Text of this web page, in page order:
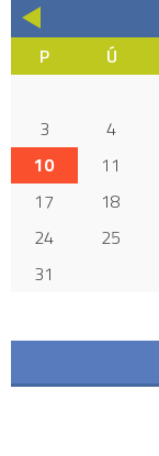
«
P Ú
3
4
10
11
17
18
24
25
31